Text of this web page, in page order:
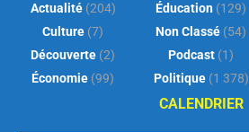
Actualité(204)
Culture (7)
Découverte (2)
Économie (99)
Éducation (129)
Non Classé (54)
Podcast (1)
Politique(1 378)
CALENDRIER